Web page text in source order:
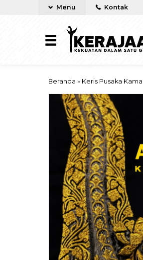
Menu Kontak
Beranda » Keris Pusaka